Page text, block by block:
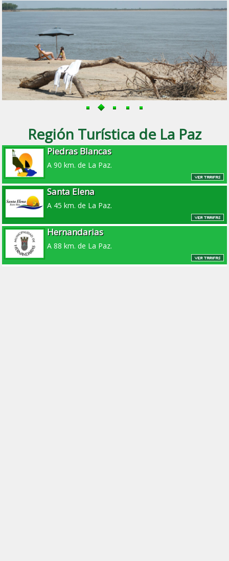
Región Turística de La Paz
Piedras Blancas
A 90 km. de La Paz.
Santa Elena
A 45 km. de La Paz.
Hernandarias
A 88 km. de La Paz.